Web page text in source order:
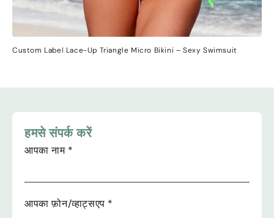
Custom Label Lace-Up Triangle Micro Bikini –Sexy Swimsuit
हमसे संपर्क करें
आपका नाम *
आपका फ़ोन/व्हाट्सएप *